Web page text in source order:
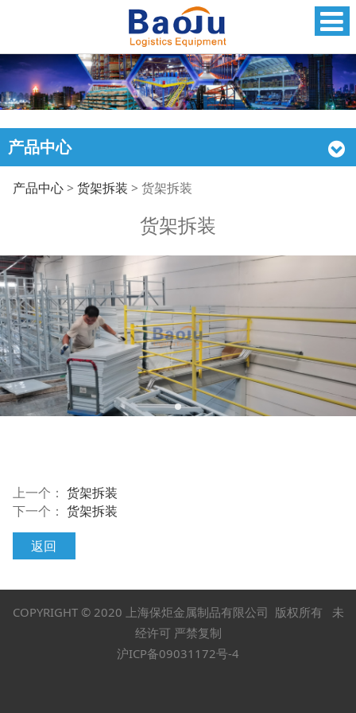
产品中心
货架拆装
产品中心> 货架拆装 > 货架拆装
货架拆装
上一个： 货架拆装
下一个： 货架拆装
返回
COPYRIGHT © 2020 上海保炬金属制品有限公司 版权所有 未
经许可 严禁复制
沪ICP备09031172号-4